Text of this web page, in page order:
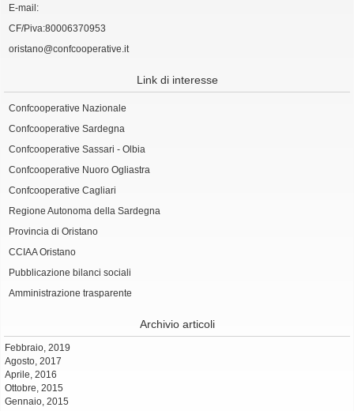
E-mail:
CF/Piva:80006370953
oristano@confcooperative.it
Link di interesse
Confcooperative Nazionale
Confcooperative Sardegna
Confcooperative Sassari - Olbia
Confcooperative Nuoro Ogliastra
Confcooperative Cagliari
Regione Autonoma della Sardegna
Provincia di Oristano
CCIAA Oristano
Pubblicazione bilanci sociali
Amministrazione trasparente
Archivio articoli
Febbraio, 2019
Agosto, 2017
Aprile, 2016
Ottobre, 2015
Gennaio, 2015